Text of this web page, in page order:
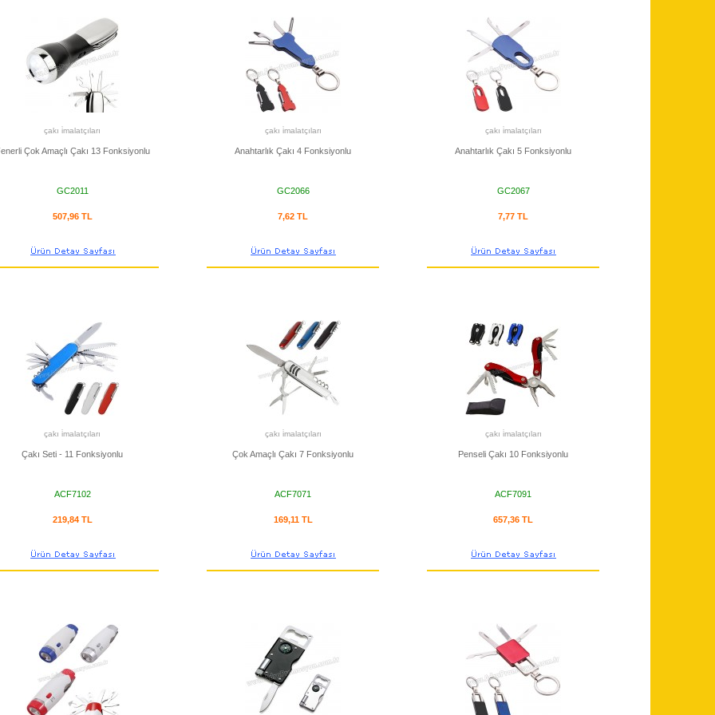
çakı i̇malatçıları
Çok Amaçlı Çakı 13 Fonksiyonlu
GC2011
507,96 TL
çakı i̇malatçıları
Anahtarlık Çakı 4 Fonksiyonlu
GC2066
7,62 TL
çakı i̇malatçıları
Anahtarlık Çakı 5 Fonksiyonlu
GC2067
7,77 TL
çakı i̇malatçıları
Çakı Seti - 11 Fonksiyonlu
ACF7102
219,84 TL
çakı i̇malatçıları
Çok Amaçlı Çakı 7 Fonksiyonlu
ACF7071
169,11 TL
çakı i̇malatçıları
Penseli Çakı 10 Fonksiyonlu
ACF7091
657,36 TL